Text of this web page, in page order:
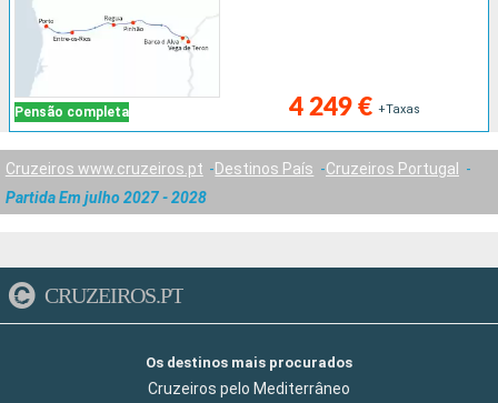
Pensão completa 4 249 € +Taxas
Cruzeiros www.cruzeiros.pt Destinos País
Cruzeiros Portugal
Partida Em julho 2027 - 2028
CRUZEIROS.PT
Os destinos mais procurados
Cruzeiros pelo Mediterrâneo